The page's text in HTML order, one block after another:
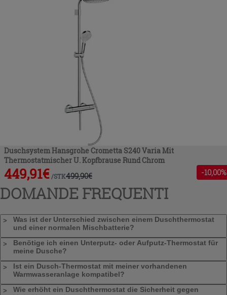
Duschsystem Hansgrohe Crometta S240 Varia Mit
Thermostatmischer U. Kopfbrause Rund Chrom
449,91€ /STK499,90€ -10,00%
DOMANDE FREQUENTI
Was ist der Unterschied zwischen einem Duschthermostat
und einer normalen Mischbatterie?
Benötige ich einen Unterputz- oder Aufputz-Thermostat für
meine Dusche?
Ist ein Dusch-Thermostat mit meiner vorhandenen
Warmwasseranlage kompatibel?
Wie erhöht ein Duschthermostat die Sicherheit gegen